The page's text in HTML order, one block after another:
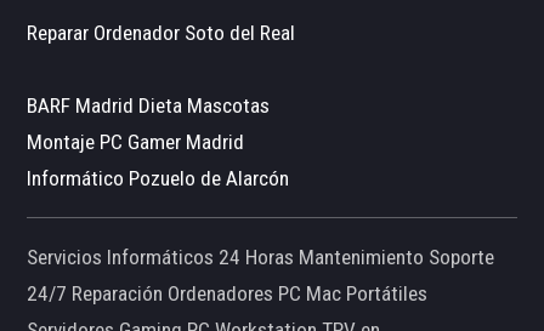
Reparar Ordenador Soto del Real
BARF Madrid Dieta Mascotas
Montaje PC Gamer Madrid
Informático Pozuelo de Alarcón
Servicios Informáticos 24 Horas Mantenimiento Soporte
24/7 Reparación Ordenadores PC Mac Portátiles